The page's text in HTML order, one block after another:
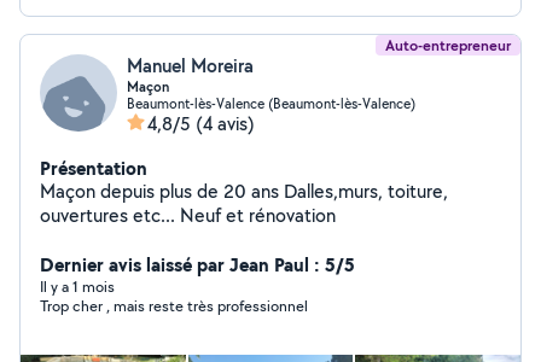
Auto-entrepreneur
Manuel Moreira
Maçon
Beaumont-lès-Valence (Beaumont-lès-Valence)
4,8/5 (4 avis)
Présentation
Maçon depuis plus de 20 ans Dalles,murs, toiture,
ouvertures etc... Neuf et rénovation
Dernier avis laissé par Jean Paul : 5/5
Il y a 1 mois
Trop cher , mais reste très professionnel